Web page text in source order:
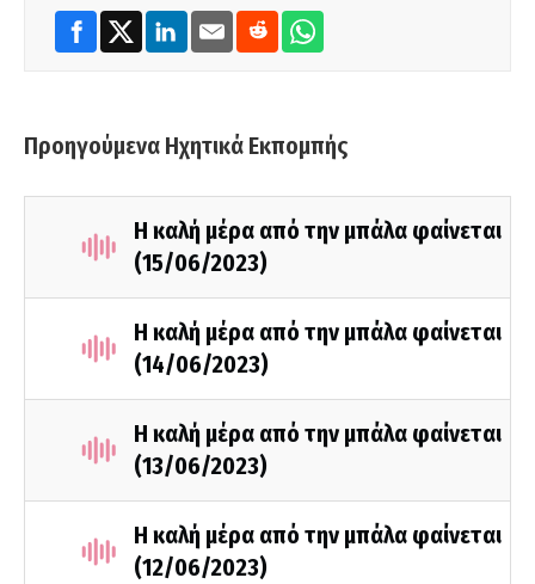
Προηγούμενα Ηχητικά Εκπομπής
Η καλή μέρα από την μπάλα φαίνεται
(15/06/2023)
Η καλή μέρα από την μπάλα φαίνεται
(14/06/2023)
Η καλή μέρα από την μπάλα φαίνεται
(13/06/2023)
Η καλή μέρα από την μπάλα φαίνεται
(12/06/2023)